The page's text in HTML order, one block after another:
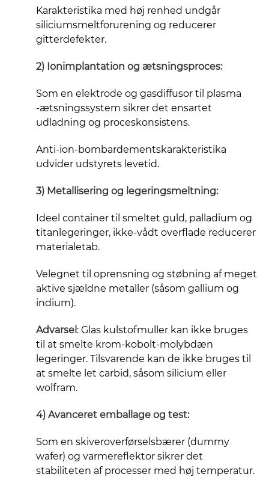
Karakteristika med høj renhed undgår
siliciumsmeltforurening og reducerer
gitterdefekter.
2) Ionimplantation og ætsningsproces:
Som en elektrode og gasdiffusor til plasma
-ætsningssystem sikrer det ensartet
udladning og proceskonsistens.
Anti-ion-bombardementskarakteristika
udvider udstyrets levetid.
3) Metallisering og legeringsmeltning:
Ideel container til smeltet guld, palladium og
titanlegeringer, ikke-vådt overflade reducerer
materialetab.
Velegnet til oprensning og støbning af meget
aktive sjældne metaller (såsom gallium og
indium).
Advarsel : Glas kulstofmuller kan ikke bruges
til at smelte krom-kobolt-molybdæn
legeringer. Tilsvarende kan de ikke bruges til
at smelte let carbid, såsom silicium eller
wolfram.
4) Avanceret emballage og test:
Som en skiveroverførselsbærer (dummy
wafer) og varmereflektor sikrer det
stabiliteten af ​​processer med høj temperatur.